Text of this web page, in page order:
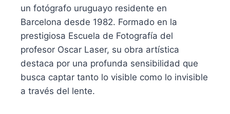
un fotógrafo uruguayo residente en
Barcelona desde 1982. Formado en la
prestigiosa Escuela de Fotografía del
profesor Oscar Laser, su obra artística
destaca por una profunda sensibilidad que
busca captar tanto lo visible como lo invisible
a través del lente.